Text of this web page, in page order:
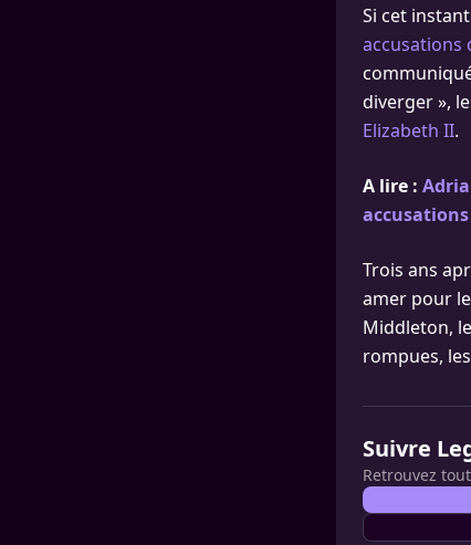
Si cet
accusations
diverger »,
Elizabeth II.
A lire :
accusations
Trois ans
amer pour
Middleton,
rompues,
Suivre
Retrouvez